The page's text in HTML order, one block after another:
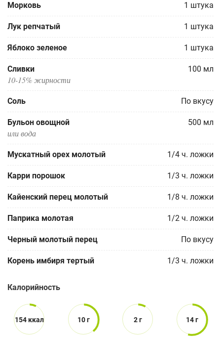
Морковь 1 штука
Лук репчатый 1 штука
Яблоко зеленое 1 штука
Сливки 100 мл
10-15% жирности
Соль По вкусу
Бульон овощной 500 мл
или вода
Мускатный орех молотый 1/4 ч. ложки
Карри порошок 1/3 ч. ложки
Кайенский перец молотый 1/8 ч. ложки
Паприка молотая 1/2 ч. ложки
Черный молотый перец По вкусу
Корень имбиря тертый 1/3 ч. ложки
Калорийность
154 ккал 10 г 2 г 14 г